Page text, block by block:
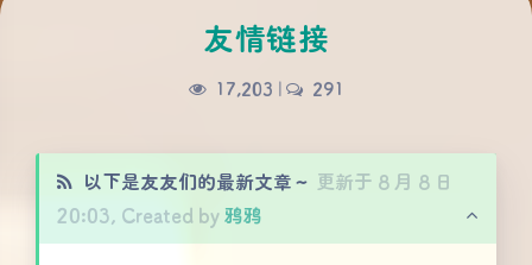
友情链接
17,203 | 291
以下是友友们的最新文章～ 更新于 8 月 8 日
20:03, Created by鸦鸦